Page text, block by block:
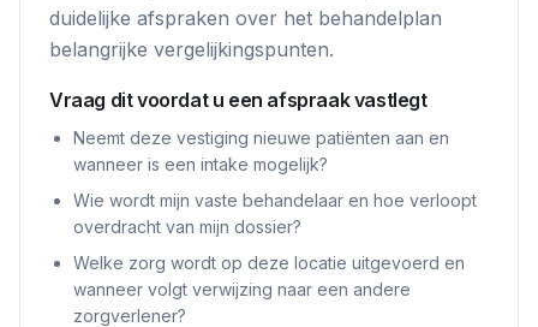
duidelijke afspraken over het behandelplan
belangrijke vergelijkingspunten.
Vraag dit voordat u een afspraak vastlegt
Neemt deze vestiging nieuwe patiënten aan en
wanneer is een intake mogelijk?
Wie wordt mijn vaste behandelaar en hoe verloopt
overdracht van mijn dossier?
Welke zorg wordt op deze locatie uitgevoerd en
wanneer volgt verwijzing naar een andere
zorgverlener?